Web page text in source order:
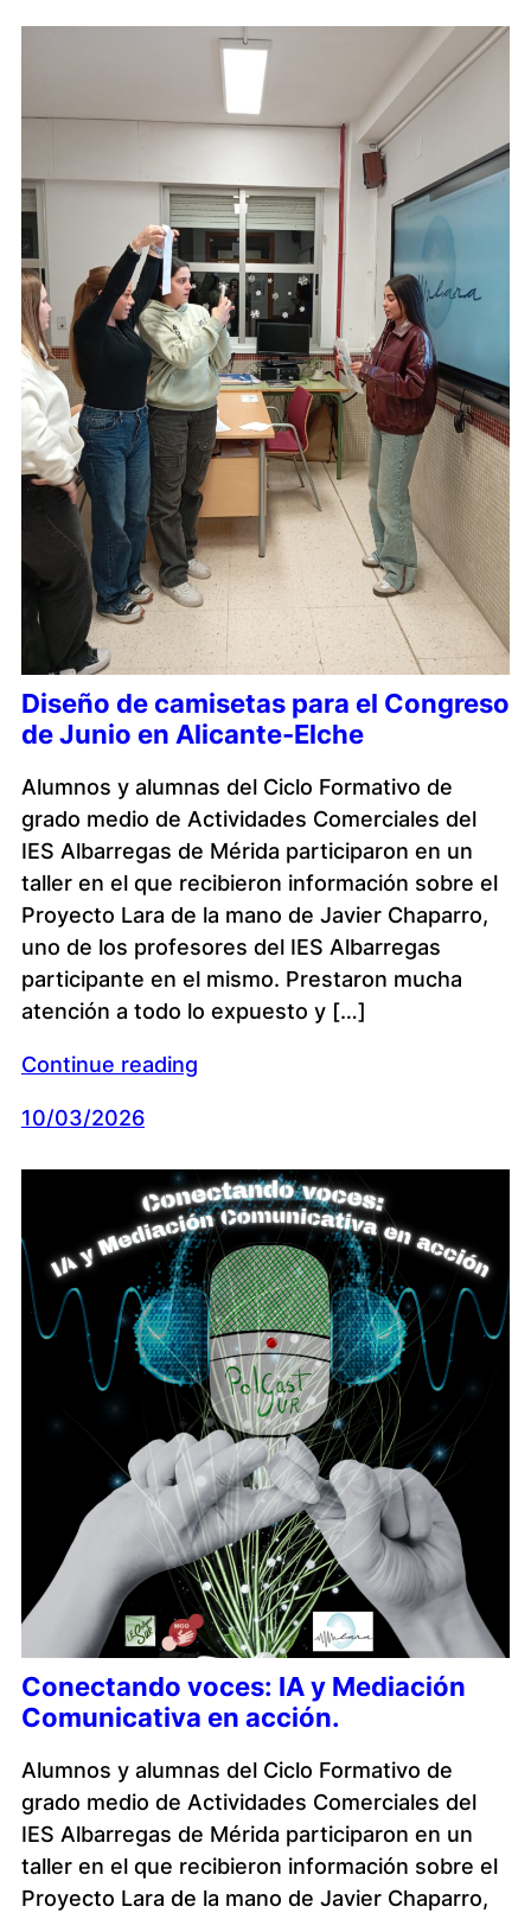
Diseño de camisetas para el Congreso
de Junio en Alicante-Elche
Alumnos y alumnas del Ciclo Formativo de
grado medio de Actividades Comerciales del
IES Albarregas de Mérida participaron en un
taller en el que recibieron información sobre el
Proyecto Lara de la mano de Javier Chaparro,
uno de los profesores del IES Albarregas
participante en el mismo. Prestaron mucha
atención a todo lo expuesto y […]
Continue reading
10/03/2026
Conectando voces: IA y Mediación
Comunicativa en acción.
Alumnos y alumnas del Ciclo Formativo de
grado medio de Actividades Comerciales del
IES Albarregas de Mérida participaron en un
taller en el que recibieron información sobre el
Proyecto Lara de la mano de Javier Chaparro,